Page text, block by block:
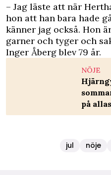
– Jag läste att när
hon att han bara hade
känner jag också. Hon
garner och tyger och
Inger Åberg blev 79 år.
NÖJE
på
jul nöje